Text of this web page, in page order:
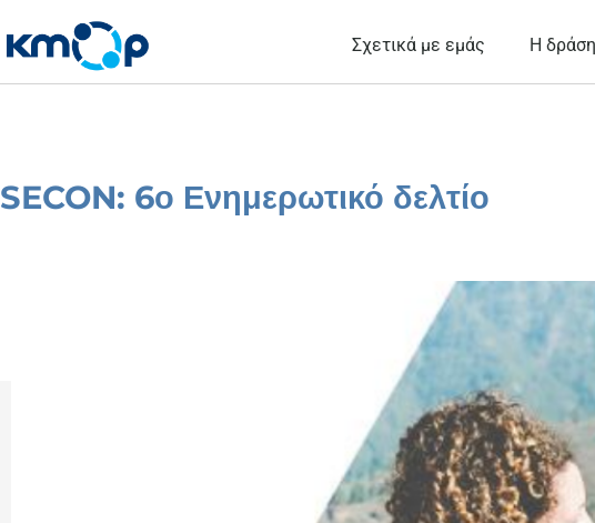
στο
περιεχόμενο
Σχετικά με εμάς Η
SECON: 6ο Ενημερωτικό δελτίο